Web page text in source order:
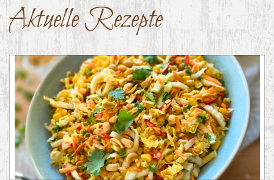
Aktuelle Rezepte